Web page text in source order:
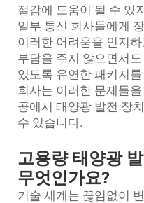
절감에 도움이 될 수 있
일부 통신 회사들에게
이러한 어려움을 인지
부담을 주지 않으면서
있도록 유연한 패키지
회사는 이러한 문제들
공에서 태양광 발전 장
수 있습니다.
고용량 태양광
무엇인가요?
기술 세계는 끊임없이